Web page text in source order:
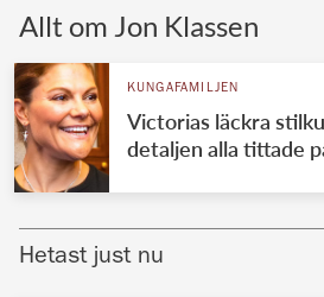
VÄRLDENS
Allt om Jon Klassen
KUNGAFAMILJEN
Victorias läckra
detaljen alla tittade
Hetast just nu